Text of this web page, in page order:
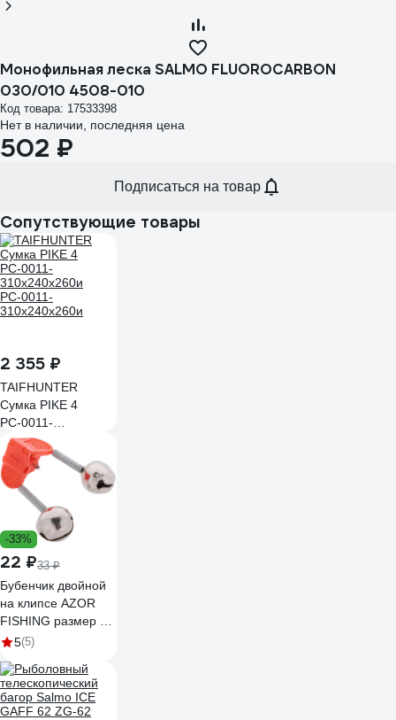
Монофильная леска SALMO FLUOROCARBON
030/010 4508-010
Код товара: 17533398
Нет в наличии, последняя цена
502 ₽
Подписаться на товар
Сопутствующие товары
2 355 ₽
TAIFHUNTER
Сумка PIKE 4
РС-0011-
310x240x260и
РС-0011-
310х240х260и
-33%
22 ₽33 ₽
Бубенчик двойной
на клипсе AZOR
FISHING размер S,
металл 148-061
5(5)